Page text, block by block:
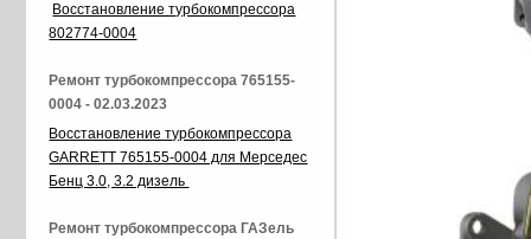
Восстановление турбокомпрессора
802774-0004
Ремонт турбокомпрессора 765155-
0004 - 02.03.2023
Восстановление турбокомпрессора
GARRETT 765155-0004 для Мерседес
Бенц 3.0, 3.2 дизель
Ремонт турбокомпрессора ГАЗель